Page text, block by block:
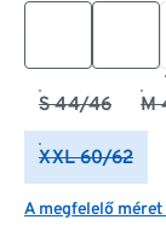
S 44/46 M
XXL 60/62
A megfelelő